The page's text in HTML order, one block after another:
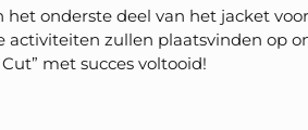
het onderste deel van het jacket
activiteiten zullen plaatsvinden op
met succes voltooid!